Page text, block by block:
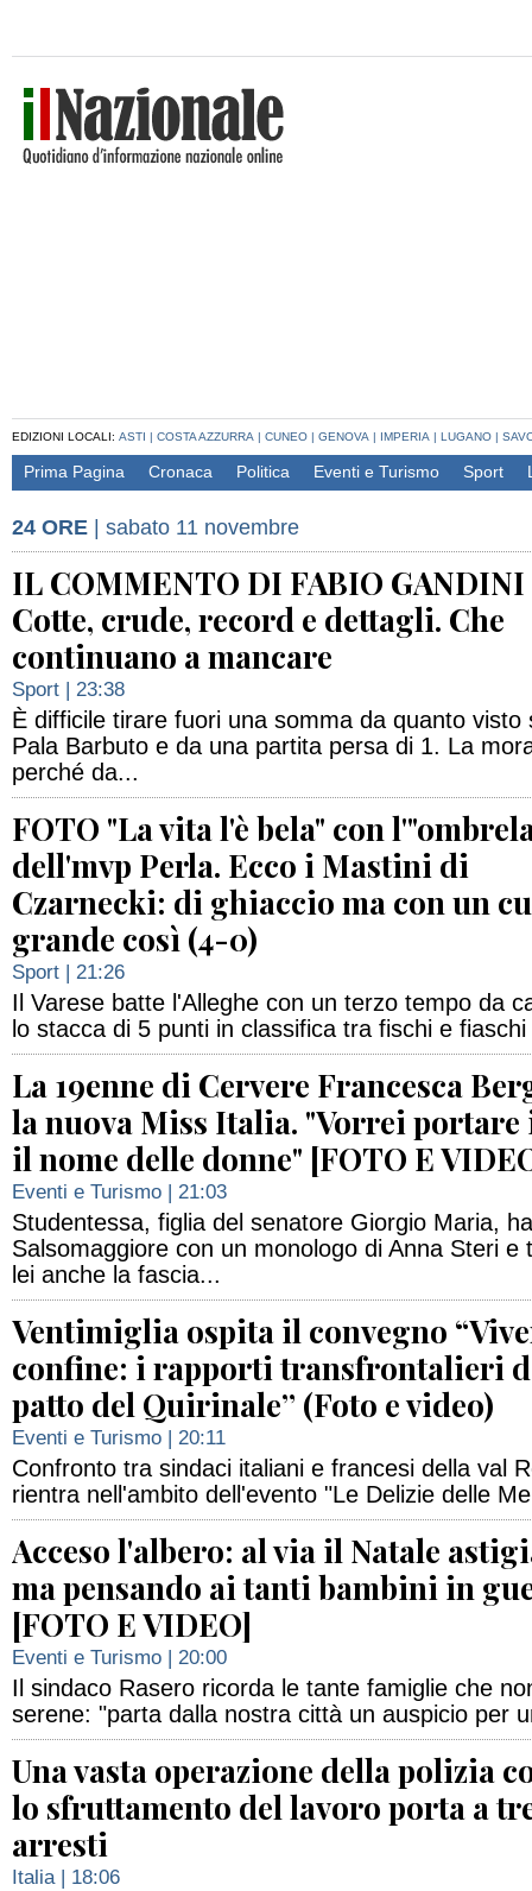
EDIZIONI LOCALI: ASTI | COSTA AZZURRA | CUNEO | GENOVA | IMPERIA | LUGANO |
Prima Pagina Cronaca Politica Eventi e Turismo Sport
24 ORE | sabato 11 novembre
IL COMMENTO DI FABIO
Cotte, crude, record e dettagli. Che
continuano a mancare
Sport | 23:38
È difficile tirare fuori una somma da quanto visto
Pala Barbuto e da una partita persa di 1. La
perché da...
FOTO "La vita l'è bela" con
dell'mvp Perla. Ecco i Mastini di
Czarnecki: di ghiaccio ma con un
grande così (4-0)
Sport | 21:26
Il Varese batte l'Alleghe con un terzo tempo da
lo stacca di 5 punti in classifica tra fischi e
La 19enne di Cervere Francesca
la nuova Miss Italia. "Vorrei portare
il nome delle donne" [FOTO E
Eventi e Turismo | 21:03
Studentessa, figlia del senatore Giorgio Maria,
Salsomaggiore con un monologo di Anna Steri e
lei anche la fascia...
Ventimiglia ospita il convegno
confine: i rapporti transfrontalieri
patto del Quirinale” (Foto e video)
Eventi e Turismo | 20:11
Confronto tra sindaci italiani e francesi della val
rientra nell'ambito dell'evento "Le Delizie delle
Acceso l'albero: al via il Natale
ma pensando ai tanti bambini in
[FOTO E VIDEO]
Eventi e Turismo | 20:00
Il sindaco Rasero ricorda le tante famiglie che
serene: "parta dalla nostra città un auspicio per
Una vasta operazione della polizia
lo sfruttamento del lavoro porta a
arresti
Italia| 18:06